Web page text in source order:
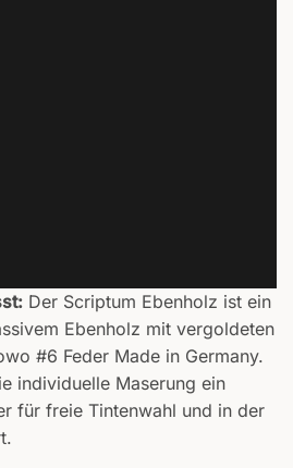
Der Scriptum Ebenholz ist ein
Ebenholz mit vergoldeten
#6 Feder Made in Germany.
individuelle Maserung ein
für freie Tintenwahl und in der